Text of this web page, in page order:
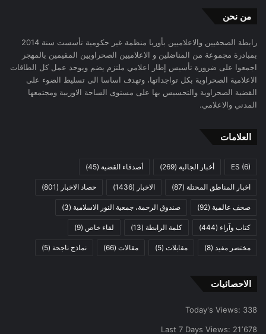
من نحن
رابطة الصحفيين والاعلاميين بأوربا منظمة غير حكومية تأسست سنة 2014
بمبادرة مجموعة من المناضلين و الاعلاميين الصحراويين المقيمين بالمهجر
اجمعوا على ضرورة تأسيس إطار اعلامي ملتزم يضم ويوحد عمل كل الطاقات
الاعلامية الصحراوية بكل تواجداتها، وتهدف اساسا الى تسليط الضوء على
القضية الصحراوية والتحسيس بها على مستوى الساحة الاوربية ومجتمعها
المدني والاعلامي.
العلامات
ES (6) أخبار الجالية (269) أصدقاء القضية (45)
اخبار المناطق المحتلة (87) الاخبار (1436) حصاد الاخبار (801)
صحف عالمية (92) صندوق الرحمة، جمعية النور الاسلامية (3)
كتاب وآراء (444) كلمة الرابطة (13) لقاء خاص (9)
مختصر مفيد (8) مقابلات (5) مقالات (66) نماذج ناجحة (5)
الاحصائيات
Today's Views: 338
Last 7 Days Views: 21٬678